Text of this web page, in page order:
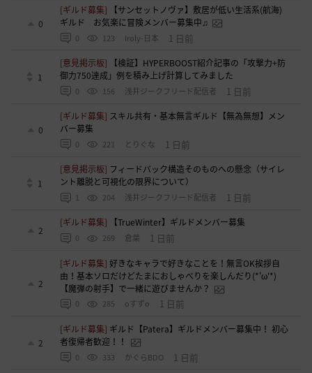
0
[ギルド募集]
【サンセットノヴァ】敷居が低い生活系(航海)
ギルド お気楽に冒険メンバー募集中♫
0 123 Iroly-日本 1 日前
1
[意見掲示板]
【検証】HYPERBOOST紹介記事の「攻撃力+防
御力750達成」例を積み上げ計算してみました
0 156 浅井ジークフリード配信者 1 日前
0
[ギルド募集] スキル共有・基本無言ギルド【無為無想】メン
バー募集
0 221 とりぐな 1 日前
1
[意見掲示板] フィードバック構造そのものへの懸念（サイレ
ント離脱と可視化の限界について）
1 204 浅井ジークフリード配信者 1 日前
2
[ギルド募集] 【TrueWinter】ギルドメンバー募集
0 269 倉葉 1 日前
2
[ギルド募集]好きなキャラで好きなことを！無言OK挨拶自
由！基本ソロだけどたまにおしゃべりを楽しんだり(*'ω'*)
【魔弾の射手】で一緒に遊びませんか？
0 285 oすずo 1 日前
2
[ギルド募集] ギルド【Patera】ギルドメンバー募集中！ 初心
者復帰者歓迎！！
0 333 かぐらBDO 1 日前